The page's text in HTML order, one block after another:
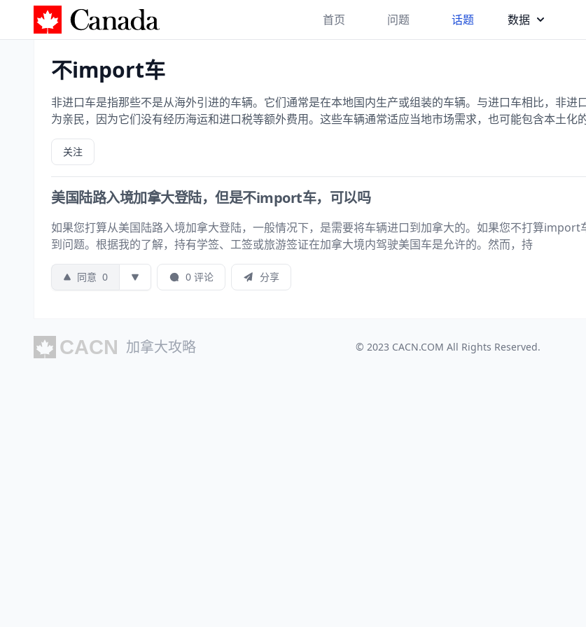
加拿大攻略 首页 问题 话题 数据
不import车
非进口车是指那些不是从海外引进的车辆。它们通常是在本地国内生产或组装的车辆。与进口车相比，非进
为亲民，因为它们没有经历海运和进口税等额外费用。这些车辆通常适应当地市场需求，也可能包含本土化
关注
美国陆路入境加拿大登陆，但是不import车，可以吗
如果您打算从美国陆路入境加拿大登陆，一般情况下，是需要将车辆进口到加拿大的。如果您不打算import
到问题。根据我的了解，持有学签、工签或旅游签证在加拿大境内驾驶美国车是允许的。然而，持
同意 0 0 评论 分享
加拿大攻略 © 2023 CACN.COM All Rights Reserved.